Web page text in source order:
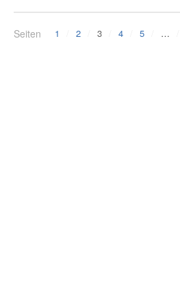
Seiten 1 2 3 4 5 …